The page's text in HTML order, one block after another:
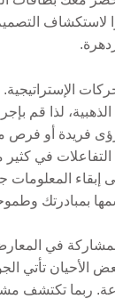
الذهبية، لذا
فريدة أو
بمبادرتك
في
الأحيان تأتي
ربما تكتشف